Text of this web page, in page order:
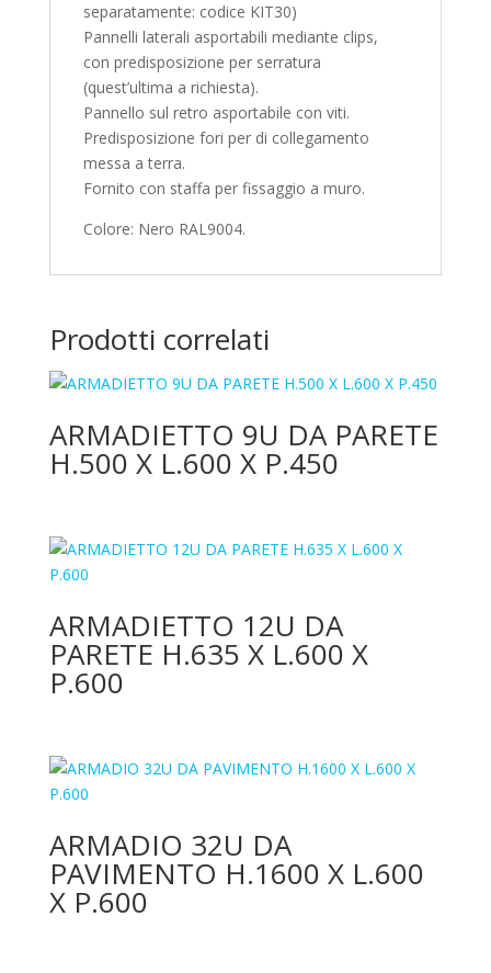
separatamente: codice KIT30)
Pannelli laterali asportabili mediante clips,
con predisposizione per serratura
(quest’ultima a richiesta).
Pannello sul retro asportabile con viti.
Predisposizione fori per di collegamento
messa a terra.
Fornito con staffa per fissaggio a muro.
Colore: Nero RAL9004.
Prodotti correlati
ARMADIETTO 9U DA PARETE
H.500 X L.600 X P.450
ARMADIETTO 12U DA
PARETE H.635 X L.600 X
P.600
ARMADIO 32U DA
PAVIMENTO H.1600 X L.600
X P.600